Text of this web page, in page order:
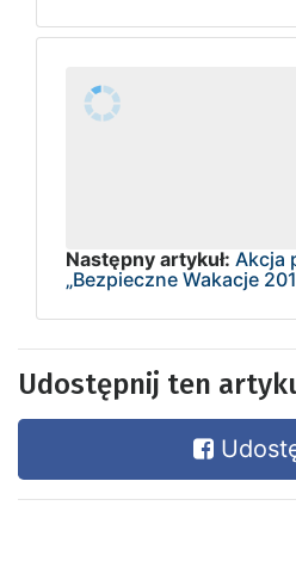
Następny artykuł: Akcja
„Bezpieczne Wakacje
Udostępnij ten